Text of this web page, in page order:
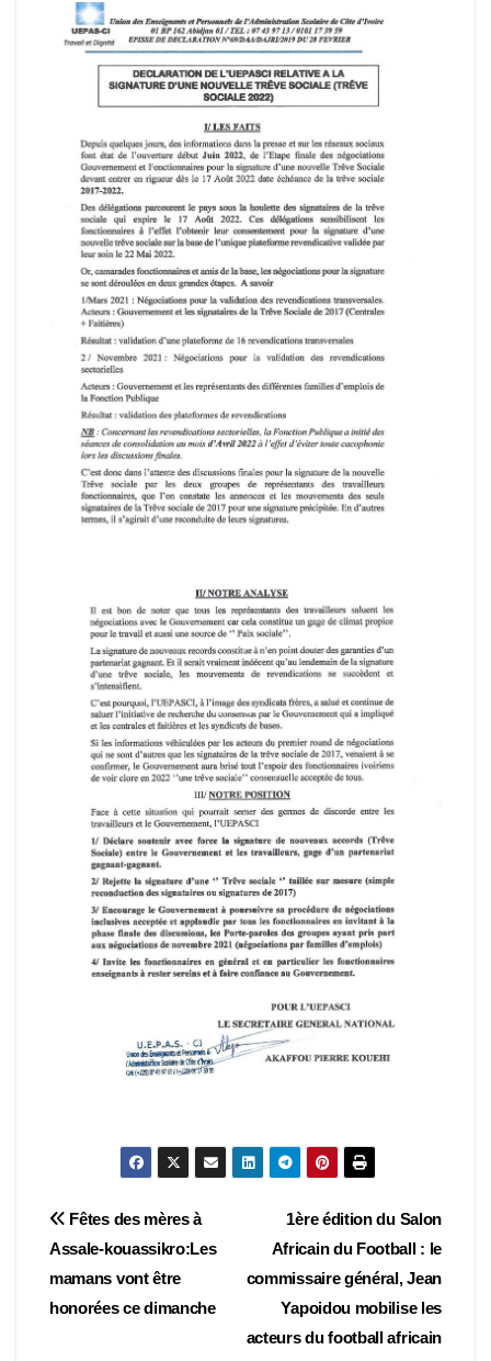
Navigation
de
l’article
1ère édition du Salon
Africain du Football : le
commissaire général, Jean
Yapoidou mobilise les
acteurs du football africain
Fêtes des mères à
Assale-kouassikro:Les
mamans vont être
honorées ce dimanche